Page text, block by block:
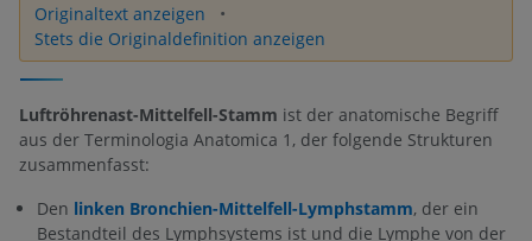
Originaltext anzeigen
Stets die Originaldefinition anzeigen
Luftröhrenast-Mittelfell-Stamm ist der anatomische Begriff
aus der Terminologia Anatomica 1, der folgende Strukturen
zusammenfasst:
Den linken Bronchien-Mittelfell-Lymphstamm, der ein
Bestandteil des Lymphsystems ist und die Lymphe von der